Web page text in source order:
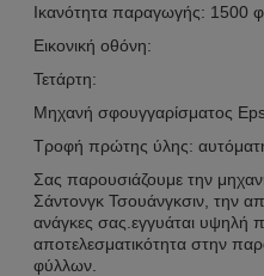
Ικανότητα παραγωγής: 1500
Εικονική οθόνη:
Τετάρτη:
Μηχανή σφουγγαρίσματος
Τροφή πρώτης ύλης:
Σας παρουσιάζουμε την
Σάντονγκ Τσουάνγκσιν, την
ανάγκες σας.εγγυάται υψηλή
αποτελεσματικότητα στην
φύλλων.